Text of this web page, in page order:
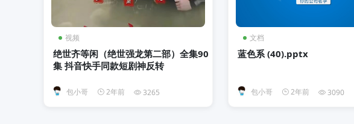
视频
绝世齐等闲（绝世强龙第二部）全集90
集 抖音快手同款短剧神反转
包小哥 2年前 3265
文档
蓝色系 (40).pptx
包小哥 2年前 3090